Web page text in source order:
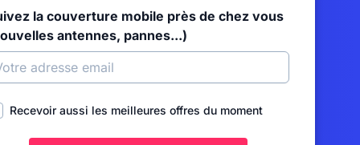
la couverture mobile près de chez vous
antennes, pannes...)
Recevoir aussi les meilleures offres du moment